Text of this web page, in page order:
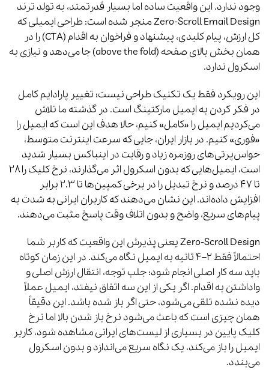
وجود ندارد. این واقعیت ساده اما بسیار قدرتمند، به تولد ترند
Zero-Scroll Email Design منجر شده است: طراحی ایمیلی که
کل ارزش، پیام کلیدی، پیشنهاد و فراخوان به اقدام (CTA) را در
همان بخش بالای صفحه (above the fold) جا می‌دهد و نیازی به
اسکرول ندارد.
این رویکرد فقط یک تکنیک طراحی نیست؛ تغییر پارادایم کامل
در فکر کردن به ایمیل مارکتینگ است. در گذشته ما تلاش
می‌کردیم ایمیل را «کامل» کنیم، حالا هدف این است که ایمیل را
«فوری» کنیم. در بازار ایران، جایی که سرعت اینترنت متوسط،
حواس‌پرتی‌های روزمره زیاد و رقابت در اینباکس بسیار شدید
است، ایمیل‌هایی که بدون اسکرول اثر می‌گذارند، نرخ کلیک را ۲۸
تا ۴۷ درصد و نرخ تبدیل را در برخی کمپین‌ها تا ۲.۳ برابر
افزایش داده‌اند. این نشان می‌دهند که کاربران ایرانی به شدت به
پیام‌های سریع، واضح و بدون اتلاف وقت پاسخ مثبت می‌دهند.
Zero-Scroll Design یعنی پذیرش این واقعیت که کاربر شما
احتمالاً فقط ۲–۴ ثانیه به ایمیل نگاه می‌کند. در این زمان کوتاه
باید سه کار اصلی انجام شود: جلب توجه، انتقال ارزش اصلی و
واداشتن به اقدام. اگر یکی از این سه اتفاق نیفتد، ایمیل عملاً
دیده نشده تلقی می‌شود، حتی اگر باز شده باشد. این دقیقاً
همان چیزی است که باعث می‌شود نرخ باز شدن بالا اما نرخ
کلیک پایین در بسیاری از لیست‌های ایرانی مشاهده شود، کاربر
ایمیل را باز می‌کند، یک نگاه سریع می‌اندازد و بدون اسکرول
می‌بندد.